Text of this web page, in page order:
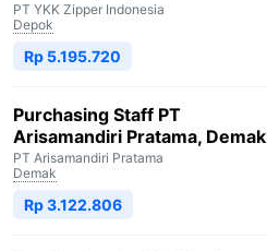
PT YKK Zipper Indonesia
Depok
Rp 5.195.720
Purchasing Staff PT
Arisamandiri Pratama, Demak
PT Arisamandiri Pratama
Demak
Rp 3.122.806